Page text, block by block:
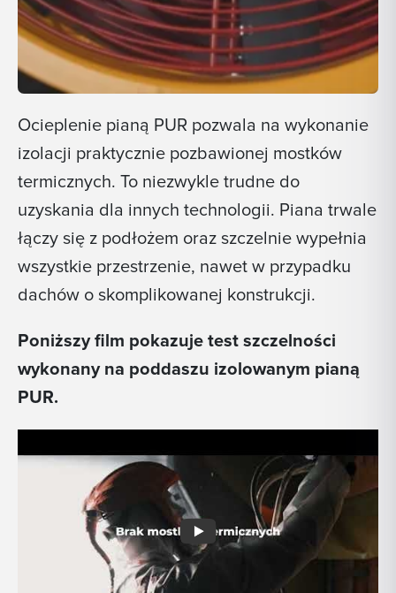
Ocieplenie pianą PUR pozwala na wykonanie
izolacji praktycznie pozbawionej mostków
termicznych. To niezwykle trudne do
uzyskania dla innych technologii. Piana trwale
łączy się z podłożem oraz szczelnie wypełnia
wszystkie przestrzenie, nawet w przypadku
dachów o skomplikowanej konstrukcji.
Poniższy film pokazuje test szczelności
wykonany na poddaszu izolowanym pianą
PUR.